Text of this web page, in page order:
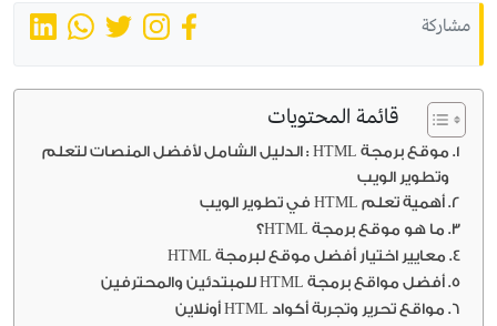
مشاركة
قائمة المحتويات
موقع برمجة HTML : الدليل الشامل لأفضل المنصات لتعلم
وتطوير الويب
أهمية تعلم HTML في تطوير الويب
ما هو موقع برمجة HTML؟
معايير اختيار أفضل موقع لبرمجة HTML
أفضل مواقع برمجة HTML للمبتدئين والمحترفين
مواقع تحرير وتجربة أكواد HTML أونلاين